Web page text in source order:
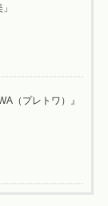
（プレトワ）』